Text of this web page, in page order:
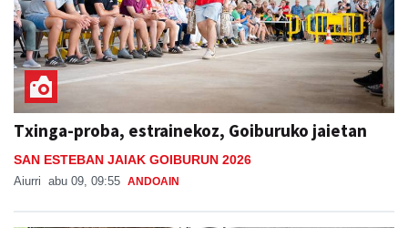
Txinga-proba, estrainekoz, Goiburuko jaietan
SAN ESTEBAN JAIAK GOIBURUN 2026
Aiurri abu 09, 09:55 ANDOAIN